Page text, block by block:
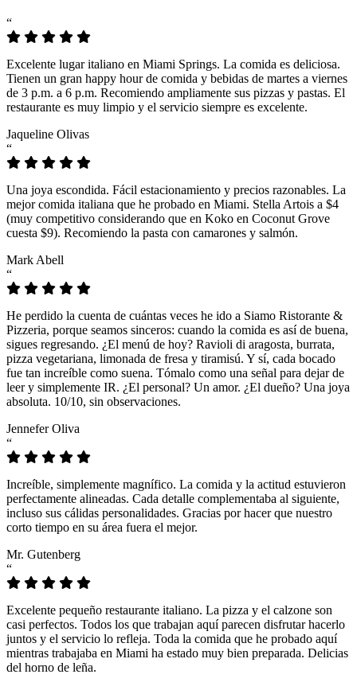
“
Excelente lugar italiano en Miami Springs. La comida es deliciosa.
Tienen un gran happy hour de comida y bebidas de martes a viernes
de 3 p.m. a 6 p.m. Recomiendo ampliamente sus pizzas y pastas. El
restaurante es muy limpio y el servicio siempre es excelente.
Jaqueline Olivas
“
Una joya escondida. Fácil estacionamiento y precios razonables. La
mejor comida italiana que he probado en Miami. Stella Artois a $4
(muy competitivo considerando que en Koko en Coconut Grove
cuesta $9). Recomiendo la pasta con camarones y salmón.
Mark Abell
“
He perdido la cuenta de cuántas veces he ido a Siamo Ristorante &
Pizzeria, porque seamos sinceros: cuando la comida es así de buena,
sigues regresando. ¿El menú de hoy? Ravioli di aragosta, burrata,
pizza vegetariana, limonada de fresa y tiramisú. Y sí, cada bocado
fue tan increíble como suena. Tómalo como una señal para dejar de
leer y simplemente IR. ¿El personal? Un amor. ¿El dueño? Una joya
absoluta. 10/10, sin observaciones.
Jennefer Oliva
“
Increíble, simplemente magnífico. La comida y la actitud estuvieron
perfectamente alineadas. Cada detalle complementaba al siguiente,
incluso sus cálidas personalidades. Gracias por hacer que nuestro
corto tiempo en su área fuera el mejor.
Mr. Gutenberg
“
Excelente pequeño restaurante italiano. La pizza y el calzone son
casi perfectos. Todos los que trabajan aquí parecen disfrutar hacerlo
juntos y el servicio lo refleja. Toda la comida que he probado aquí
mientras trabajaba en Miami ha estado muy bien preparada. Delicias
del horno de leña.